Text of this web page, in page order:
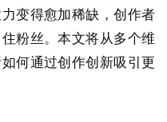
变得愈加稀缺，创作者
粉丝。本文将从多个维
何通过创作创新吸引更